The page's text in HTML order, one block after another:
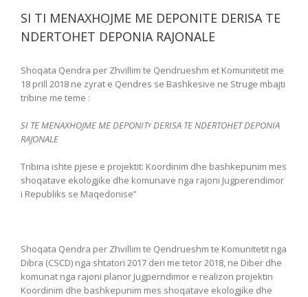
SI TI MENAXHOJME ME DEPONITE DERISA TE
NDERTOHET DEPONIA RAJONALE
Shoqata Qendra per Zhvillim te Qendrueshm et Komunitetit me
18 prill 2018 ne zyrat e Qendres se Bashkesive ne Struge mbajti
tribine me teme :
SI TE MENAXHOJME ME DEPONITˠ DERISA TE NDERTOHET DEPONIA
RAJONALE
Tribina ishte pjese e projektit: Koordinim dhe bashkepunim mes
shoqatave ekologjike dhe komunave nga rajoni Jugperendimor
i Republiks se Maqedonise”
Shoqata Qendra per Zhvillim te Qendrueshm te Komunitetit nga
Dibra (CSCD) nga shtatori 2017 deri me tetor 2018, ne Diber dhe
komunat nga rajoni planor Jugperndimor e realizon projektin
Koordinim dhe bashkepunim mes shoqatave ekologjike dhe